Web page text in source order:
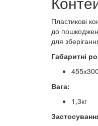
Пластикові
до
для
Габаритні
Вага:
1,3кг